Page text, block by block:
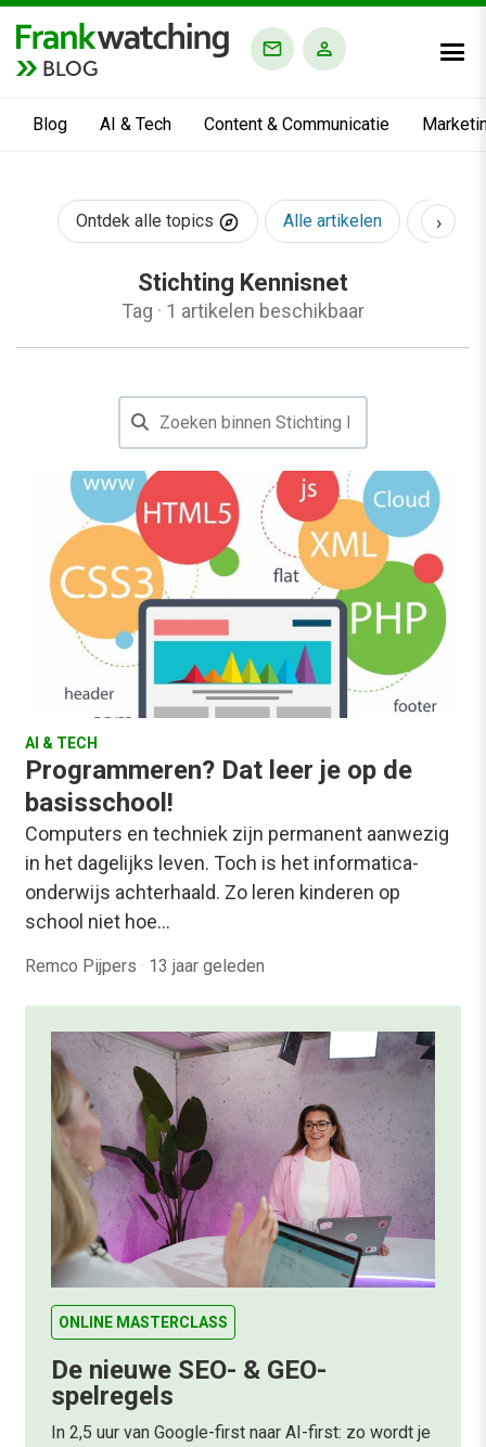
BLOG
Blog AI & Tech Content & Communicatie
Ontdek alle topics Alle artikelen AI &
›
Stichting Kennisnet
Tag · 1 artikelen beschikbaar
AI & TECH
Programmeren? Dat leer je op de
basisschool!
Computers en techniek zijn permanent aanwezig
in het dagelijks leven. Toch is het informatica-
onderwijs achterhaald. Zo leren kinderen op
school niet hoe…
Remco Pijpers · 13 jaar geleden
ONLINE MASTERCLASS
De nieuwe SEO- & GEO-
spelregels
In 2,5 uur van Google-first naar AI-first: zo wordt je